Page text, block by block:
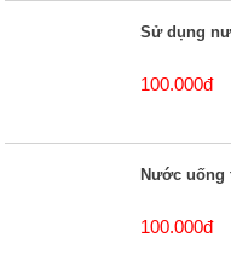
Sử dụng
100.000đ
Nước uống
100.000đ